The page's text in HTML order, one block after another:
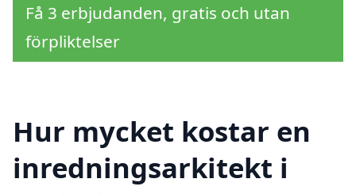
Få 3 erbjudanden, gratis och utan
förpliktelser
Hur mycket kostar en
inredningsarkitekt i